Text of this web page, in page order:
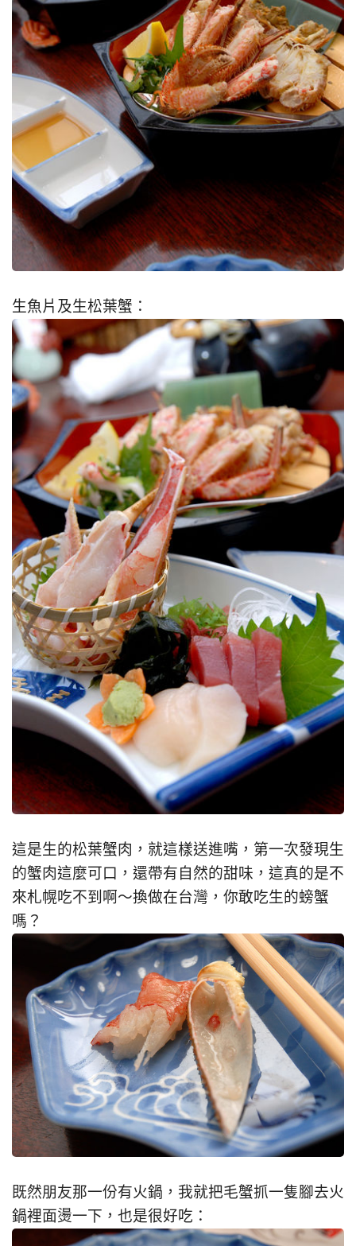
生魚片及生松葉蟹：
這是生的松葉蟹肉，就這樣送進嘴，第一次發現生
的蟹肉這麼可口，還帶有自然的甜味，這真的是不
來札幌吃不到啊～換做在台灣，你敢吃生的螃蟹
嗎？
既然朋友那一份有火鍋，我就把毛蟹抓一隻腳去火
鍋裡面燙一下，也是很好吃：